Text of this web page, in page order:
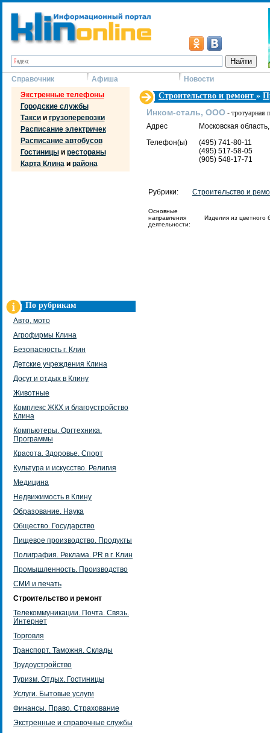
Справочник Афиша
Новости
Экстренные телефоны
Городские службы
Таксии грузоперевозки
Расписание электричек
Расписание автобусов
Гостиницыи рестораны
Карта Клинаи района
По рубрикам
Авто, мото
Агрофирмы Клина
Безопасность г. Клин
Детские учреждения Клина
Досуг и отдых в Клину
Животные
Комплекс ЖКХ и благоустройство
Клина
Компьютеры. Оргтехника.
Программы
Красота. Здоровье. Спорт
Культура и искусство. Религия
Медицина
Недвижимость в Клину
Образование. Наука
Общество. Государство
Пищевое производство. Продукты
Полиграфия. Реклама. PR в г. Клин
Промышленность. Производство
СМИ и печать
Строительство и ремонт
Телекоммуникации. Почта. Связь.
Интернет
Торговля
Транспорт. Таможня. Склады
Трудоустройство
Туризм. Отдых. Гостиницы
Услуги. Бытовые услуги
Финансы. Право. Страхование
Экстренные и справочные службы
Строительство и ремонт »
Инком-сталь, ООО - тротуарная
Адрес
Московская
Телефон(ы)
(495) 741-80-11
(495) 517-58-05
(905) 548-17-71
Рубрики: Строительство и
Основные
направления
деятельности:
Изделия из цветного